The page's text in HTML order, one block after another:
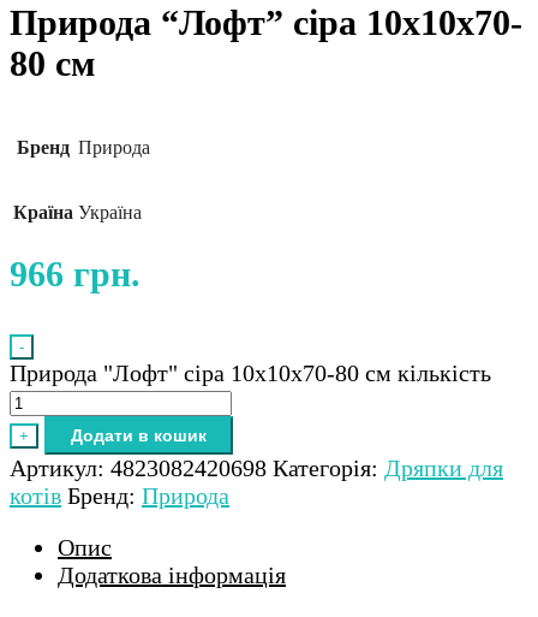
Природа “Лофт” сіра 10х10х70-
80 см
Бренд Природа
Країна Україна
966 грн.
-
Природа "Лофт" сіра 10х10х70-80 см кількість
+ Додати в кошик
Артикул: 4823082420698 Категорія: Дряпки для
котів Бренд: Природа
Опис
Додаткова інформація